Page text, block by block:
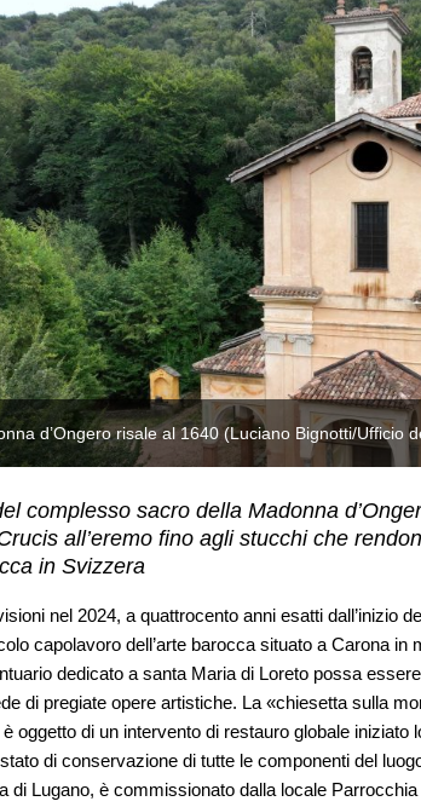
d’Ongero risale al 1640 (Luciano Bignotti/Ufficio
complesso sacro della Madonna
all’eremo fino agli stucchi che
in Svizzera
nel 2024, a quattrocento anni esatti dall’inizio
capolavoro dell’arte barocca situato a Carona
dedicato a santa Maria di Loreto possa
di pregiate opere artistiche. La «chiesetta sulla
oggetto di un intervento di restauro globale
di conservazione di tutte le componenti del
di Lugano, è commissionato dalla locale